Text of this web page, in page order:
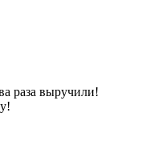
раза выручили!